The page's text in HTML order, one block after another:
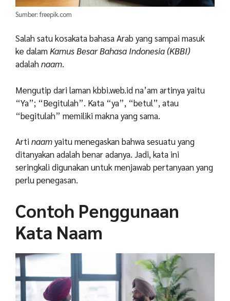
Sumber: freepik.com
Salah satu kosakata bahasa Arab yang sampai masuk
ke dalamKamus Besar Bahasa Indonesia (KBBI)
adalahnaam.
Mengutip dari lamankbbi.web.idna’am artinya yaitu
“Ya”; “Begitulah”. Kata “ya”, “betul”, atau
“begitulah” memiliki makna yang sama.
Artinaamyaitu menegaskan bahwa sesuatu yang
ditanyakan adalah benar adanya. Jadi, kata ini
seringkali digunakan untuk menjawab pertanyaan yang
perlu penegasan.
Contoh Penggunaan
Kata Naam